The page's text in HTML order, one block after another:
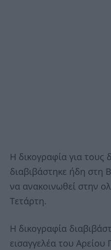
Η δικογραφία για
διαβιβάστηκε ήδη στη
να ανακοινωθεί στην
Τετάρτη.
Η δικογραφία
εισαγγελέα του Αρείου